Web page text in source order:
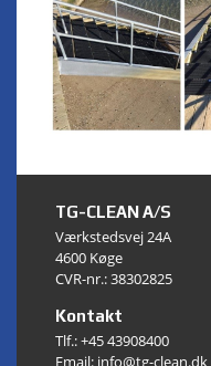
TG-CLEAN A/S
Værkstedsvej 24A
4600 Køge
CVR-nr.: 38302825
Kontakt
Tlf.:+45 43908400
Email: info@tg-clean.dk